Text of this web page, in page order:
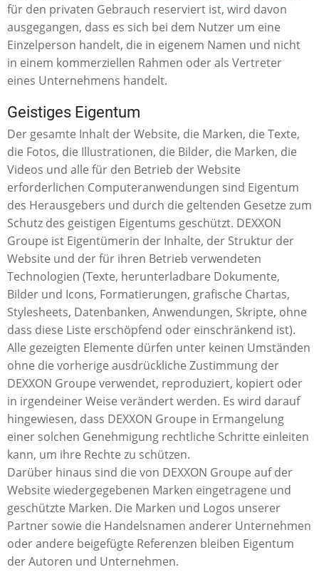
für den privaten Gebrauch reserviert ist, wird davon
ausgegangen, dass es sich bei dem Nutzer um eine
Einzelperson handelt, die in eigenem Namen und nicht
in einem kommerziellen Rahmen oder als Vertreter
eines Unternehmens handelt.
Geistiges Eigentum
Der gesamte Inhalt der Website, die Marken, die Texte,
die Fotos, die Illustrationen, die Bilder, die Marken, die
Videos und alle für den Betrieb der Website
erforderlichen Computeranwendungen sind Eigentum
des Herausgebers und durch die geltenden Gesetze zum
Schutz des geistigen Eigentums geschützt. DEXXON
Groupe ist Eigentümerin der Inhalte, der Struktur der
Website und der für ihren Betrieb verwendeten
Technologien (Texte, herunterladbare Dokumente,
Bilder und Icons, Formatierungen, grafische Chartas,
Stylesheets, Datenbanken, Anwendungen, Skripte, ohne
dass diese Liste erschöpfend oder einschränkend ist).
Alle gezeigten Elemente dürfen unter keinen Umständen
ohne die vorherige ausdrückliche Zustimmung der
DEXXON Groupe verwendet, reproduziert, kopiert oder
in irgendeiner Weise verändert werden. Es wird darauf
hingewiesen, dass DEXXON Groupe in Ermangelung
einer solchen Genehmigung rechtliche Schritte einleiten
kann, um ihre Rechte zu schützen.
Darüber hinaus sind die von DEXXON Groupe auf der
Website wiedergegebenen Marken eingetragene und
geschützte Marken. Die Marken und Logos unserer
Partner sowie die Handelsnamen anderer Unternehmen
oder andere beigefügte Referenzen bleiben Eigentum
der Autoren und Unternehmen.